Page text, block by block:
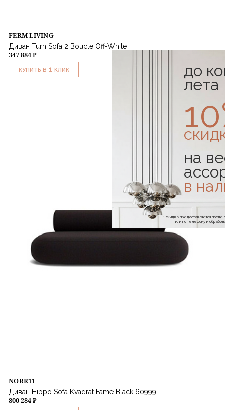
FERM LIVING
Диван Turn Sofa 2 Boucle Off-White
347 884 ₽
КУПИТЬ В 1 КЛИК
NORR11
Диван Hippo Sofa Kvadrat Fame Black 60999
800 284 ₽
до
лета
на
в
* скидка предоставляется
или по телефону и